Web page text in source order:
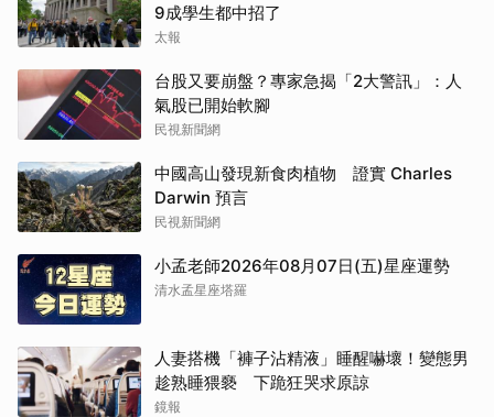
9成學生都中招了
太報
台股又要崩盤？專家急揭「2大警訊」：人
氣股已開始軟腳
民視新聞網
中國高山發現新食肉植物 證實 Charles
Darwin 預言
民視新聞網
小孟老師2026年08月07日(五)星座運勢
清水孟星座塔羅
人妻搭機「褲子沾精液」睡醒嚇壞！變態男
趁熟睡猥褻 下跪狂哭求原諒
鏡報